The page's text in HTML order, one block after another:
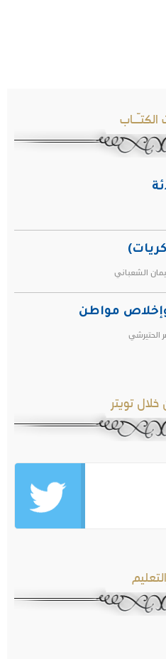
الكتـّـاب
الشعباني
مواطن
الحتيرشي
خلال تويتر